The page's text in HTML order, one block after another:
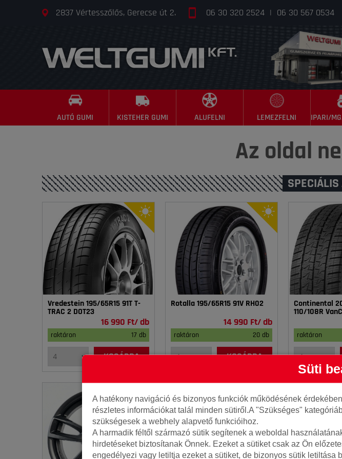
2837 Vértesszőlős, Gerecse út 2. 06 30 320 2524 | 06 30 567 0534
AUTÓ GUMI KISTEHER GUMI ALUFELNI LEMEZFELNI IPARI/
Az oldal
Vredestein 195/65R15 91T T-
TRAC 2 DOT23
16 990 Ft/ db
raktáron 17 db
KOSÁRBA
Rotalla 195/65R15 91V RH02
14 990 Ft/ db
raktáron 20 db
KOSÁRBA
Continental
110/108R
raktáron
Süti
A hatékony navigáció és bizonyos funkciók működésének
részletes információkat talál minden sütiről.A "Szükséges"
szükségesek a webhely alapvető funkcióihoz.
A harmadik féltől származó sütik segítenek a weboldal
hirdetéseket biztosítanak Önnek. Ezeket a sütiket csak az Ön
engedélyezi vagy letiltja ezeket a sütiket, de bizonyos sütik letiltása